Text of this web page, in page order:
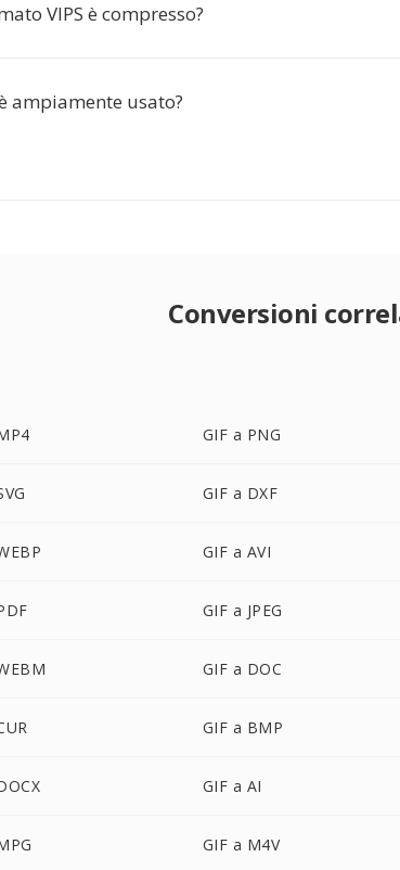
VIPS è compresso?
ampiamente usato?
Conversioni
GIF a PNG
GIF a DXF
GIF a AVI
GIF a JPEG
GIF a DOC
GIF a BMP
GIF a AI
GIF a M4V